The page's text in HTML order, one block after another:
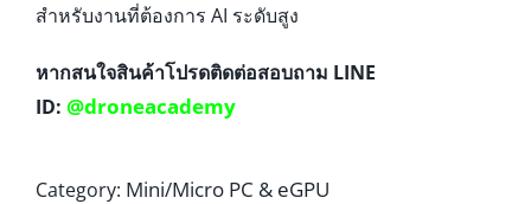
สำหรับงานที่ต้องการ AI ระดับสูง
หากสนใจสินค้าโปรดติดต่อสอบถาม LINE
ID: @droneacademy
Category: Mini/Micro PC & eGPU